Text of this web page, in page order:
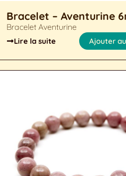
Bracelet – Aventurine
Bracelet Aventurine
Lire la suite Ajouter